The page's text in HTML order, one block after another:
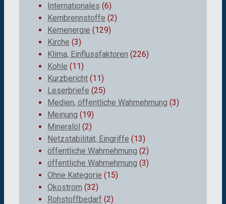
Internationales (6)
Kernbrennstoffe (2)
Kernenergie (129)
Kirche (3)
Klima, Einflussfaktoren (226)
Kohle (11)
Kurzbericht (11)
Leserbriefe (25)
Medien, öffentliche Wahrnehmung (3)
Meinung (19)
Mineralöl (2)
Netzstabilität; Eingriffe (13)
öffentliche Wahrnehmung (2)
öffentliche Wahrnehmung (3)
Ohne Kategorie (15)
Ökostrom (32)
Rohstoffbedarf (2)